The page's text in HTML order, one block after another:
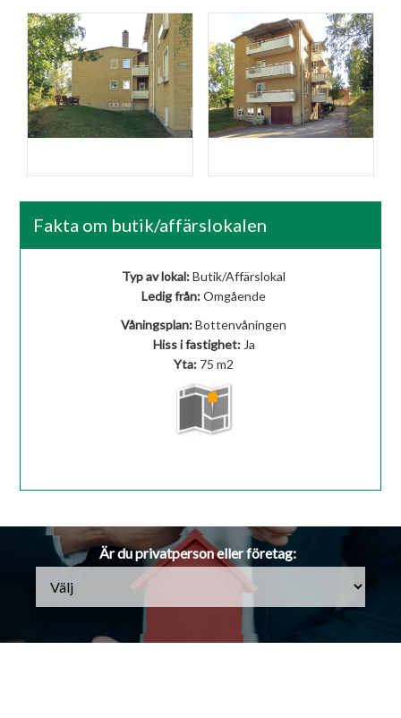
Fasad Fasad
Fasad
Fakta om butik/affärslokalen
Typ av lokal:Butik/Affärslokal
Ledig från:Omgående
Våningsplan:Bottenvåningen
Hiss i fastighet:Ja
Yta: 75 m2
Är du privatperson eller företag: